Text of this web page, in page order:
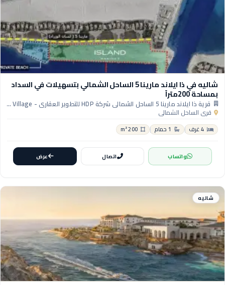
شاليه في ذا ايلاند مارينا 5 الساحل الشمالي بتسهيلات في السداد
بمساحة 200متراً
قرية ذا ايلاند مارينا 5 الساحل الشمالي شركة HDP للتطوير العقاري - The Island Marina 5 North Coast Village
قرى الساحل الشمالي
4 غرف 1 حمام 200 m²
واتساب اتصال عرض
شاليه